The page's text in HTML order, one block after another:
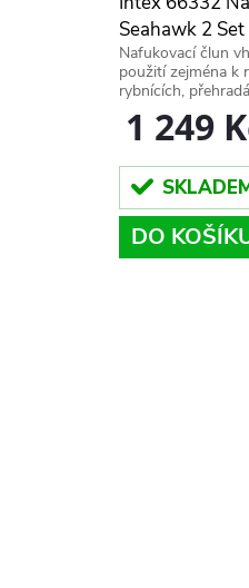
Seahawk 2
cm
1 249
DO
Nafukovací člun
použití zejména k
rybnících,